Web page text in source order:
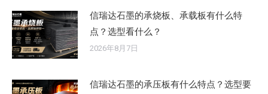
信瑞达石墨的承烧板、承载板有什么特
点？选型看什么？
2026年8月7日
信瑞达石墨的承压板有什么特点？选型要